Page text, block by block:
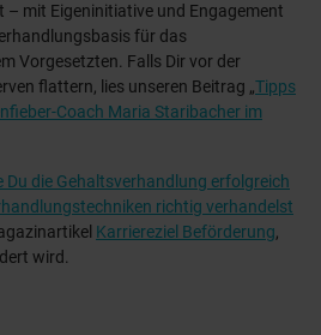
mit Eigeninitiative und Engagement
für das
Vorgesetzten. Falls Dir vor der
flattern, lies unseren Beitrag „Tipps
Coach Maria Staribacher im
Du die Gehaltsverhandlung erfolgreich
richtig verhandelst
Karriereziel Beförderung,
wird.